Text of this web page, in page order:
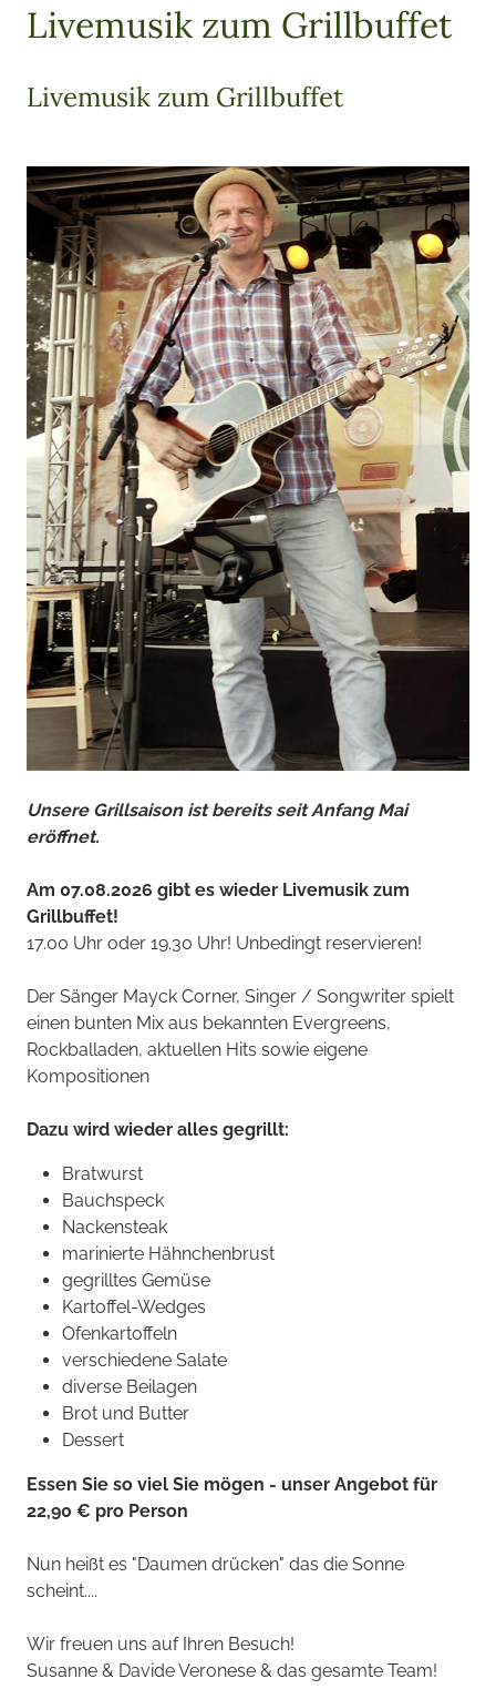
Livemusik zum Grillbuffet
Livemusik zum Grillbuffet
Unsere Grillsaison ist bereits seit Anfang Mai
eröffnet.
Am 07.08.2026 gibt es wieder Livemusik zum
Grillbuffet!
17.00 Uhr oder 19.30 Uhr! Unbedingt reservieren!
Der Sänger Mayck Corner, Singer / Songwriter spielt
einen bunten Mix aus bekannten Evergreens,
Rockballaden, aktuellen Hits sowie eigene
Kompositionen
Dazu wird wieder alles gegrillt:
Bratwurst
Bauchspeck
Nackensteak
marinierte Hähnchenbrust
gegrilltes Gemüse
Kartoffel-Wedges
Ofenkartoffeln
verschiedene Salate
diverse Beilagen
Brot und Butter
Dessert
Essen Sie so viel Sie mögen - unser Angebot für
22,90 € pro Person
Nun heißt es "Daumen drücken" das die Sonne
scheint....
Wir freuen uns auf Ihren Besuch!
Susanne & Davide Veronese & das gesamte Team!